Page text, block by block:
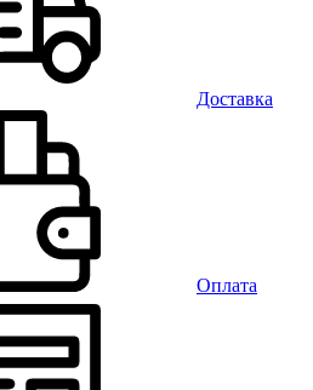
Доставка
Оплата